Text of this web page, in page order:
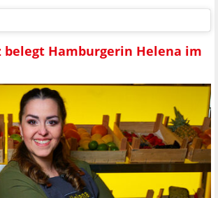
belegt Hamburgerin Helena im